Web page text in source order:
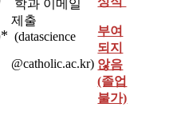
학과 이메일
제출
(datascience
@catholic.ac.kr)
부여
되지
않음
(졸업
불가)